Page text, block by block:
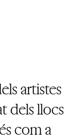
artistes
dels llocs
com a